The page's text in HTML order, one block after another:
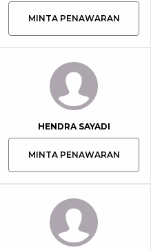
MINTA PENAWARAN
HENDRA SAYADI
MINTA PENAWARAN